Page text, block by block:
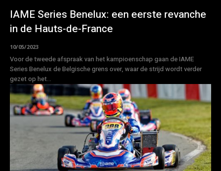
IAME Series Benelux: een eerste revanche
in de Hauts-de-France
10/05/2023
Voor de tweede afspraak van het kampioenschap gaan de IAME
Series Benelux de Belgische grens over, waar de strijd wordt verder
gezet op het...